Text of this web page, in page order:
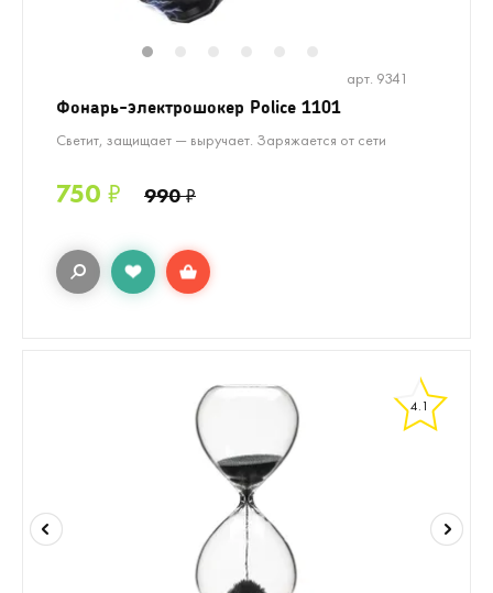
арт. 9341
Фонарь-электрошокер Police 1101
Светит, защищает — выручает. Заряжается от сети
750 ₽ 990₽
4.1